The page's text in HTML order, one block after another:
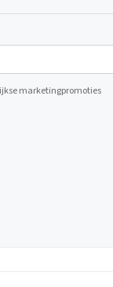
marketingpromoties